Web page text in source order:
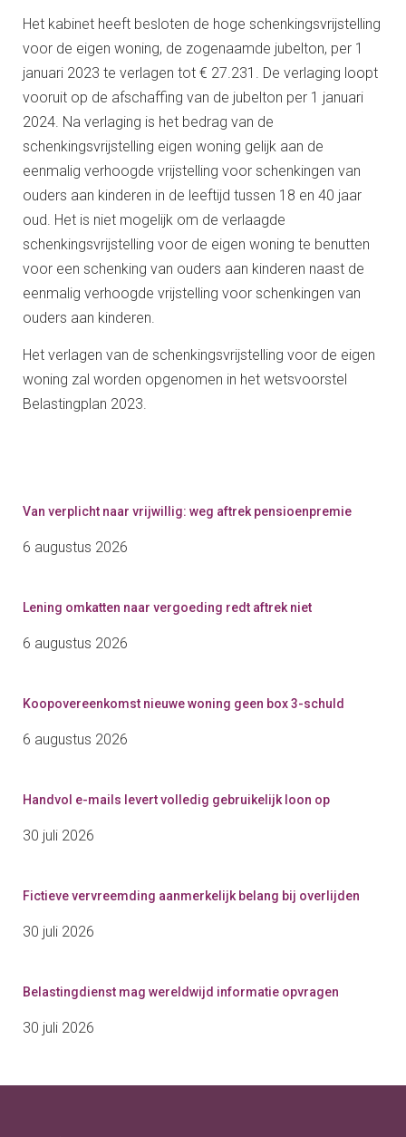
Het kabinet heeft besloten de hoge schenkingsvrijstelling
voor de eigen woning, de zogenaamde jubelton, per 1
januari 2023 te verlagen tot € 27.231. De verlaging loopt
vooruit op de afschaffing van de jubelton per 1 januari
2024. Na verlaging is het bedrag van de
schenkingsvrijstelling eigen woning gelijk aan de
eenmalig verhoogde vrijstelling voor schenkingen van
ouders aan kinderen in de leeftijd tussen 18 en 40 jaar
oud. Het is niet mogelijk om de verlaagde
schenkingsvrijstelling voor de eigen woning te benutten
voor een schenking van ouders aan kinderen naast de
eenmalig verhoogde vrijstelling voor schenkingen van
ouders aan kinderen.
Het verlagen van de schenkingsvrijstelling voor de eigen
woning zal worden opgenomen in het wetsvoorstel
Belastingplan 2023.
Van verplicht naar vrijwillig: weg aftrek pensioenpremie
6 augustus 2026
Lening omkatten naar vergoeding redt aftrek niet
6 augustus 2026
Koopovereenkomst nieuwe woning geen box 3-schuld
6 augustus 2026
Handvol e-mails levert volledig gebruikelijk loon op
30 juli 2026
Fictieve vervreemding aanmerkelijk belang bij overlijden
30 juli 2026
Belastingdienst mag wereldwijd informatie opvragen
30 juli 2026